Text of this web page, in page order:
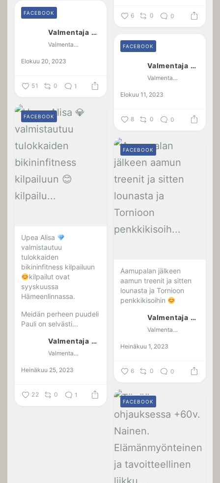
6 0 0
Valmentaja Jaana Kotkansalo
Valmentaja Jaana Kotkansalo
Elokuu 20, 2023
FACEBOOK
51 0 1
Valmentaja Jaana Kotkansalo
Valmentaja Jaana Kotkansalo
Elokuu 11, 2023
FACEBOOK
8 0 0
Upea Alisa
valmistautuu
tulokkaiden
bikininfitness kilpailuun
kilpailut ovat
syyskuussa
Hämeenlinnassa.
Meidän perheen puudeli
Pauli on selvästi...
Valmentaja Jaana Kotkansalo
Valmentaja Jaana Kotkansalo
Heinäkuu 25, 2023
FACEBOOK
22 0 1
Aamupalan jälkeen
aamun treenit ja sitten
lounasta ja Tornioon
penkkikisoihin
Valmentaja Jaana Kotkansalo
Valmentaja Jaana Kotkansalo
Heinäkuu 1, 2023
FACEBOOK
6 0 0
FACEBOOK